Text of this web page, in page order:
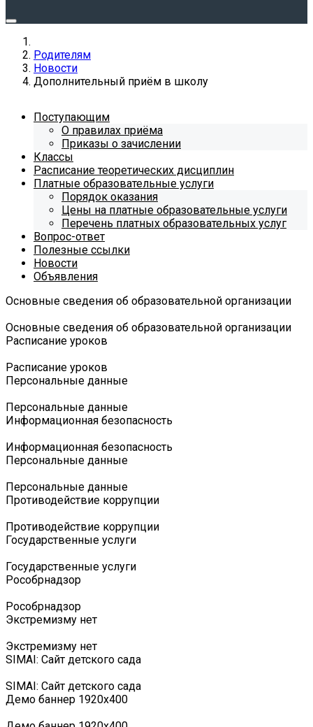
Родителям
Новости
Дополнительный приём в школу
Поступающим
О правилах приёма
Приказы о зачислении
Классы
Расписание теоретических дисциплин
Платные образовательные услуги
Порядок оказания
Цены на платные образовательные услуги
Перечень платных образовательных услуг
Вопрос-ответ
Полезные ссылки
Новости
Объявления
Основные сведения об образовательной организации
Основные сведения об образовательной организации
Расписание уроков
Расписание уроков
Персональные данные
Персональные данные
Информационная безопасность
Информационная безопасность
Персональные данные
Персональные данные
Противодействие коррупции
Противодействие коррупции
Государственные услуги
Государственные услуги
Роcобрнадзор
Роcобрнадзор
Экстремизму нет
Экстремизму нет
SIMAI: Сайт детского сада
SIMAI: Сайт детского сада
Демо баннер 1920х400